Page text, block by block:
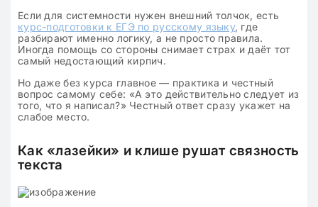
Если для системности нужен внешний толчок, есть
курс-подготовки к ЕГЭ по русскому языку, где
разбирают именно логику, а не просто правила.
Иногда помощь со стороны снимает страх и даёт тот
самый недостающий кирпич.
Но даже без курса главное — практика и честный
вопрос самому себе: «А это действительно следует из
того, что я написал?» Честный ответ сразу укажет на
слабое место.
Как «лазейки» и клише рушат связность
текста